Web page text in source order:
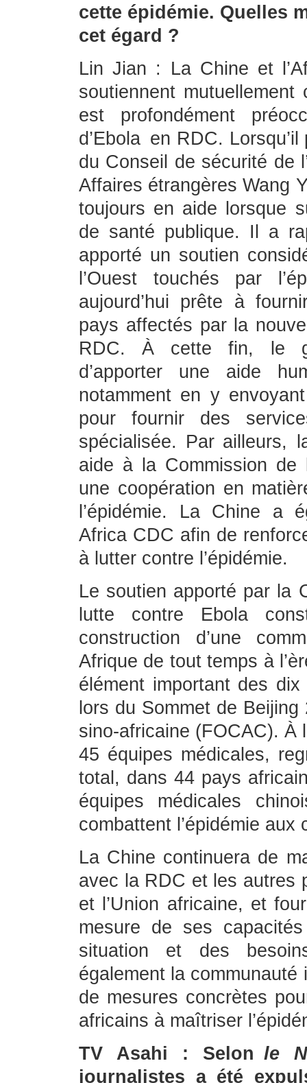
cette épidémie. Quelles
cet égard ?
Lin Jian : La Chine et
soutiennent
est profondément
d’Ebola en RDC.
du Conseil de sécurité de
Affaires étrangères Wang
toujours en aide lorsque
de santé publique. Il a
apporté un soutien
l’Ouest touchés par
aujourd’hui prête à
pays affectés par la
RDC. À cette fin, le
d’apporter une aide
notamment en y
pour fournir des
spécialisée. Par ailleurs,
aide à la Commission de
une coopération en
l’épidémie. La Chine a
Africa CDC afin de
à lutter contre l’épidémie.
Le soutien apporté par la
lutte contre Ebola
construction d’une
Afrique de tout temps à
élément important des
lors du Sommet de
sino-africaine (FOCAC). À
45 équipes médicales,
total, dans 44 pays
équipes médicales
combattent l’épidémie
La Chine continuera de
avec la RDC et les autres
et l’Union africaine, et
mesure de ses
situation et des
également la
de mesures concrètes
africains à maîtriser
TV Asahi : Selonle
journalistes a été